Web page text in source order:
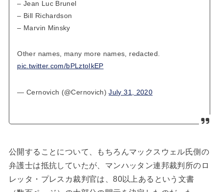
– Jean Luc Brunel
– Bill Richardson
– Marvin Minsky
Other names, many more names, redacted.
pic.twitter.com/bPLztoIkEP
— Cernovich (@Cernovich)July 31, 2020
公開することについて、もちろんマックスウェル氏側の
弁護士は抵抗していたが、マンハッタン連邦裁判所のロ
レッタ・プレスカ裁判官は、80以上あるという文書